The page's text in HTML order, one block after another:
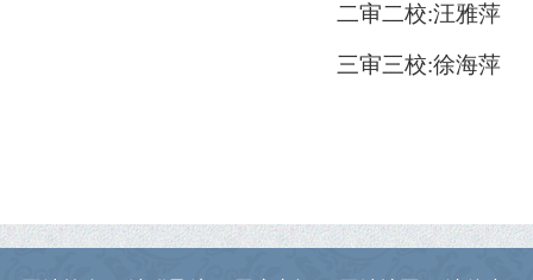
二审二校:汪雅萍
三审三校:徐海萍